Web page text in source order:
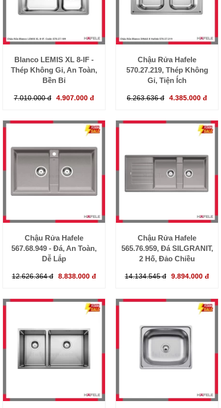
Blanco LEMIS XL 8-IF -
Thép Không Gỉ, An Toàn,
Bền Bỉ
7.010.000 đ 4.907.000 đ
Chậu Rửa Hafele
570.27.219, Thép Không
Gỉ, Tiện Ích
6.263.636 đ 4.385.000 đ
Chậu Rửa Hafele
567.68.949 - Đá, An Toàn,
Dễ Lắp
12.626.364 đ 8.838.000 đ
Chậu Rửa Hafele
565.76.959, Đá SILGRANIT,
2 Hố, Đảo Chiều
14.134.545 đ 9.894.000 đ